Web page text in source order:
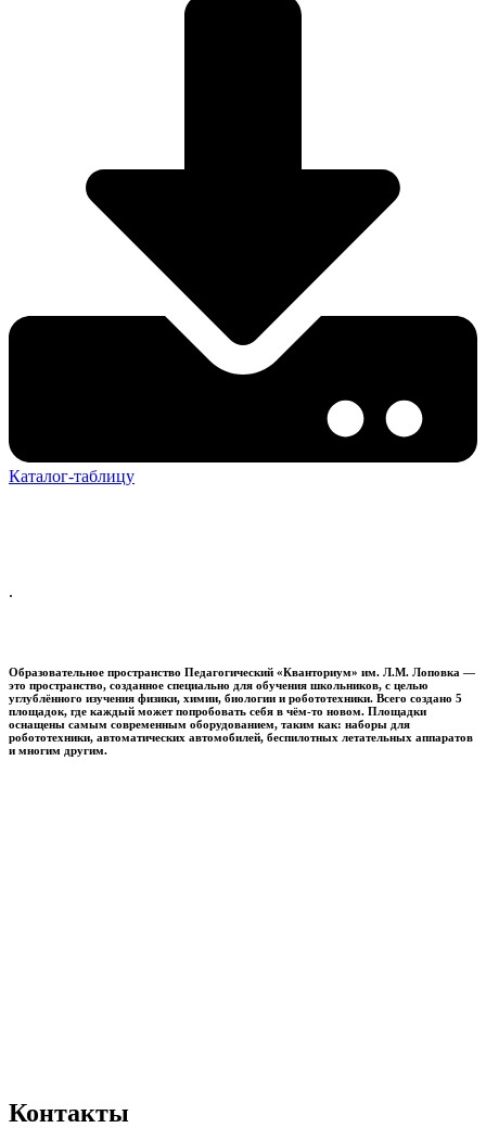
Каталог-таблицу
.
Образовательное пространство Педагогический «Кванториум» им. Л.М. Лоповка —
это пространство, созданное специально для обучения школьников, с целью
углублённого изучения физики, химии, биологии и робототехники. Всего создано 5
площадок, где каждый может попробовать себя в чём-то новом. Площадки
оснащены самым современным оборудованием, таким как: наборы для
робототехники, автоматических автомобилей, беспилотных летательных аппаратов
и многим другим.
Контакты